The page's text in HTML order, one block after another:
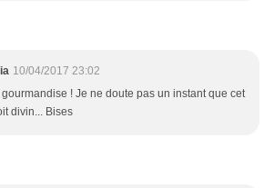
10/04/2017 23:02
! Je ne doute pas un instant que cet
divin... Bises